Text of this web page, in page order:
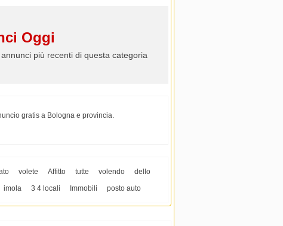
Oggi
più recenti di questa categoria
gratis a Bologna e provincia.
volete Affitto tutte volendo
dello
imola 3 4 locali Immobili posto auto